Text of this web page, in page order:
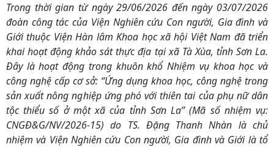
Trong thời gian từ ngày 29/06/2026 đến ngày 03/07/2026
đoàn công tác của Viện Nghiên cứu Con người, Gia đình và
Giới thuộc Viện Hàn lâm Khoa học xã hội Việt Nam đã triển
khai hoạt động khảo sát thực địa tại xã Tà Xùa, tỉnh Sơn La.
Đây là hoạt động trong khuôn khổ Nhiệm vụ khoa học và
công nghệ cấp cơ sở: “Ứng dụng khoa học, công nghệ trong
sản xuất nông nghiệp ứng phó với thiên tai của phụ nữ dân
tộc thiểu số ở một xã của tỉnh Sơn La” (Mã số nhiệm vụ:
CNGĐ&G/NV/2026-15) do TS. Đặng Thanh Nhàn là chủ
nhiệm và Viện Nghiên cứu Con người, Gia đình và Giới là tổ